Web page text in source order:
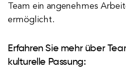
Team ein angenehmes
ermöglicht.
Erfahren Sie mehr über
kulturelle Passung: